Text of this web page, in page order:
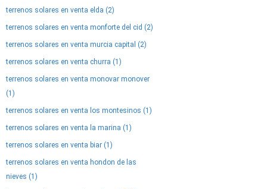
terrenos solares en venta elda (2)
terrenos solares en venta monforte del cid (2)
terrenos solares en venta murcia capital (2)
terrenos solares en venta churra (1)
terrenos solares en venta monovar monover
(1)
terrenos solares en venta los montesinos (1)
terrenos solares en venta la marina (1)
terrenos solares en venta biar (1)
terrenos solares en venta hondon de las
nieves (1)